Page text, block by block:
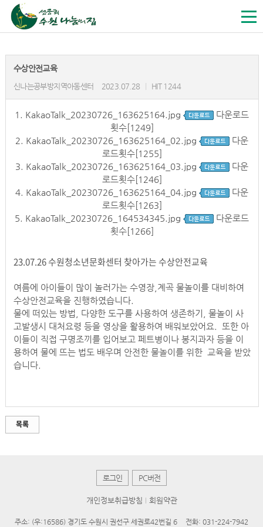
수상안전교육
신나는공부방지역아동센터 2023.07.28 HIT 1244
1. KakaoTalk_20230726_163625164.jpg
다운로드
횟수[1249]
2. KakaoTalk_20230726_163625164_02.jpg
다운
로드횟수[1255]
3. KakaoTalk_20230726_163625164_03.jpg
다운
로드횟수[1246]
4. KakaoTalk_20230726_163625164_04.jpg
다운
로드횟수[1263]
5. KakaoTalk_20230726_164534345.jpg
다운로드
횟수[1266]
23.07.26 수원청소년문화센터 찾아가는 수상안전교육
여름에 아이들이 많이 놀러가는 수영장,계곡 물놀이를 대비하여
수상안전교육을 진행하였습니다.
물에 떠있는 방법, 다양한 도구를 사용하여 생존하기, 물놀이 사
고발생시 대처요령 등을 영상을 활용하여 배워보았어요. 또한 아
이들이 직접 구명조끼를 입어보고 페트병이나 봉지과자 등을 이
용하여 물에 뜨는 법도 배우며 안전한 물놀이를 위한 교육을 받았
습니다.
목록
로그인 PC버전
개인정보취급방침 회원약관
주소: (우:16586) 경기도 수원시 권선구 세권로42번길 6 전화: 031-224-7942